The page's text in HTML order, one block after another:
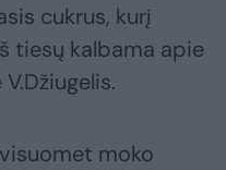
cukrus, kurį
tiesų kalbama apie
moko